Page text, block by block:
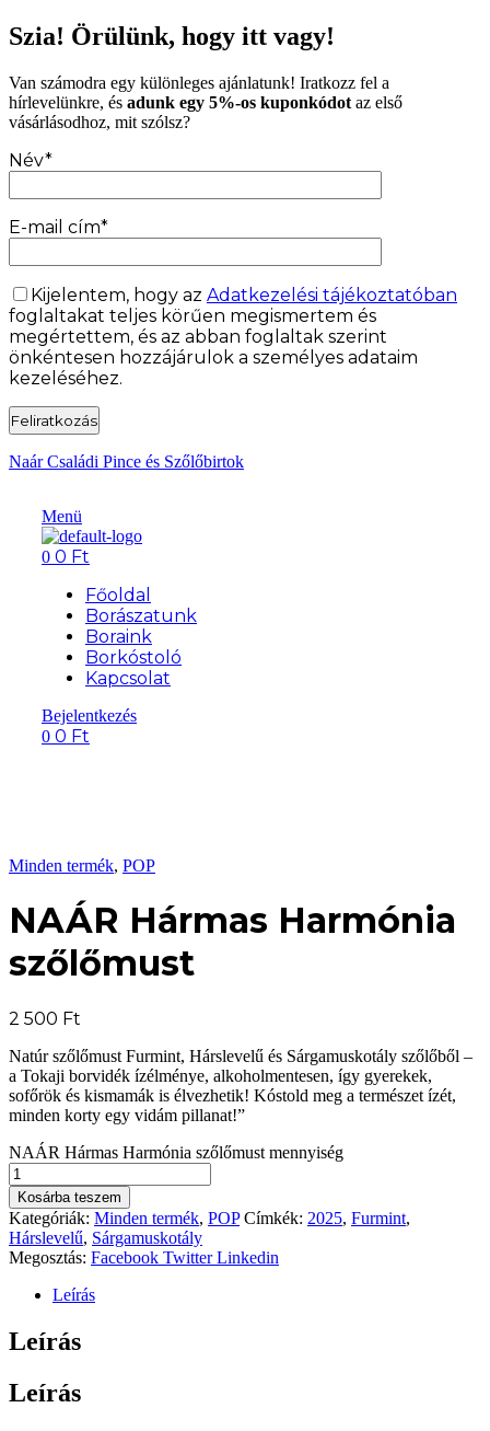
Szia! Örülünk, hogy itt vagy!
Van számodra egy különleges ajánlatunk! Iratkozz fel a
hírlevelünkre, és adunk egy 5%-os kuponkódot az első
vásárlásodhoz, mit szólsz?
Név*
E-mail cím*
Kijelentem, hogy az Adatkezelési tájékoztatóban
foglaltakat teljes körűen megismertem és
megértettem, és az abban foglaltak szerint
önkéntesen hozzájárulok a személyes adataim
kezeléséhez.
Naár Családi Pince és Szőlőbirtok
Menü
0 0 Ft
Főoldal
Borászatunk
Boraink
Borkóstoló
Kapcsolat
Bejelentkezés
0 0 Ft
Minden termék, POP
NAÁR Hármas Harmónia
szőlőmust
2 500 Ft
Natúr szőlőmust Furmint, Hárslevelű és Sárgamuskotály szőlőből –
a Tokaji borvidék ízélménye, alkoholmentesen, így gyerekek,
sofőrök és kismamák is élvezhetik! Kóstold meg a természet ízét,
minden korty egy vidám pillanat!”
NAÁR Hármas Harmónia szőlőmust mennyiség
Kosárba teszem
Kategóriák: Minden termék, POP Címkék: 2025, Furmint,
Hárslevelű, Sárgamuskotály
Megosztás: Facebook Twitter Linkedin
Leírás
Leírás
Leírás